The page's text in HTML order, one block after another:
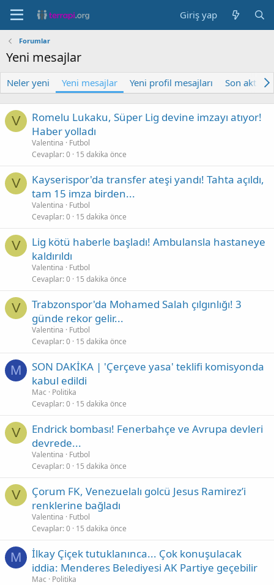
Giriş yap
Forumlar
Yeni mesajlar
Neler yeni Yeni mesajlar Yeni profil mesajları Son aktivite
V
Romelu Lukaku, Süper Lig devine imzayı atıyor!
Haber yolladı
Valentina
Futbol
Cevaplar 0 15 dakika önce
V
Kayserispor'da transfer ateşi yandı! Tahta açıldı,
tam 15 imza birden...
Valentina
Futbol
Cevaplar 0 15 dakika önce
V
Lig kötü haberle başladı! Ambulansla hastaneye
kaldırıldı
Valentina
Futbol
Cevaplar 0 15 dakika önce
V
Trabzonspor'da Mohamed Salah çılgınlığı! 3
günde rekor gelir...
Valentina
Futbol
Cevaplar 0 15 dakika önce
M
SON DAKİKA | 'Çerçeve yasa' teklifi komisyonda
kabul edildi
Mac
Politika
Cevaplar 0 15 dakika önce
V
Endrick bombası! Fenerbahçe ve Avrupa devleri
devrede...
Valentina
Futbol
Cevaplar 0 15 dakika önce
V
Çorum FK, Venezuelalı golcü Jesus Ramirez’i
renklerine bağladı
Valentina
Futbol
Cevaplar 0 15 dakika önce
M
İlkay Çiçek tutuklanınca... Çok konuşulacak
iddia: Menderes Belediyesi AK Partiye geçebilir
Mac
Politika